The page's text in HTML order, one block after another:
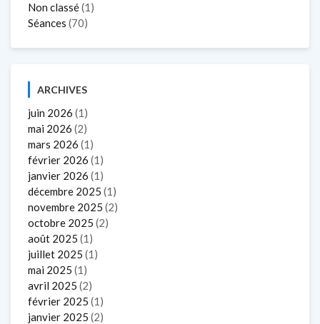
Non classé(1)
Séances (70)
ARCHIVES
juin 2026 (1)
mai 2026 (2)
mars 2026 (1)
février 2026 (1)
janvier 2026 (1)
décembre 2025 (1)
novembre 2025 (2)
octobre 2025 (2)
août 2025 (1)
juillet 2025 (1)
mai 2025 (1)
avril 2025 (2)
février 2025 (1)
janvier 2025 (2)